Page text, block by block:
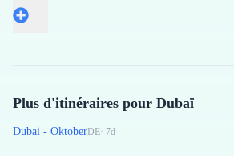
Plus d'itinéraires pour Dubaï
Dubai - OktoberDE· 7d